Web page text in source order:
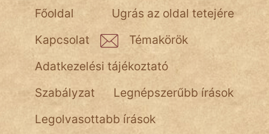
Jób Gedeon
Láron Ádám
mikkamakka
vörös ördög
nagyöreg
Ugrás az oldal tetejére
Főoldal
Kapcsolat
Témakörök
Adatkezelési tájékoztató
Szabályzat
Legnépszerűbb írások
Legolvasottabb írások